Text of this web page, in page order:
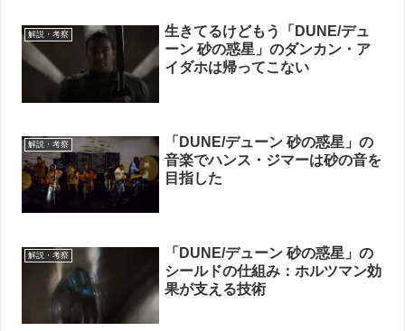
解説・考察
生きてるけどもう「DUNE/デュ
ーン 砂の惑星」のダンカン・ア
イダホは帰ってこない
解説・考察
「DUNE/デューン 砂の惑星」の
音楽でハンス・ジマーは砂の音を
目指した
解説・考察
「DUNE/デューン 砂の惑星」の
シールドの仕組み：ホルツマン効
果が支える技術